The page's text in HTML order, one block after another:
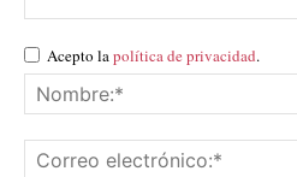
Acepto la política de privacidad.